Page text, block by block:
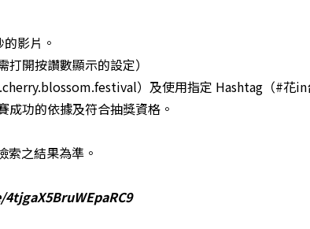
影片。
開按讚數顯示的設定）
）及使用指定 Hashtag（#花
成功的依據及符合抽獎資格。
索之結果為準。